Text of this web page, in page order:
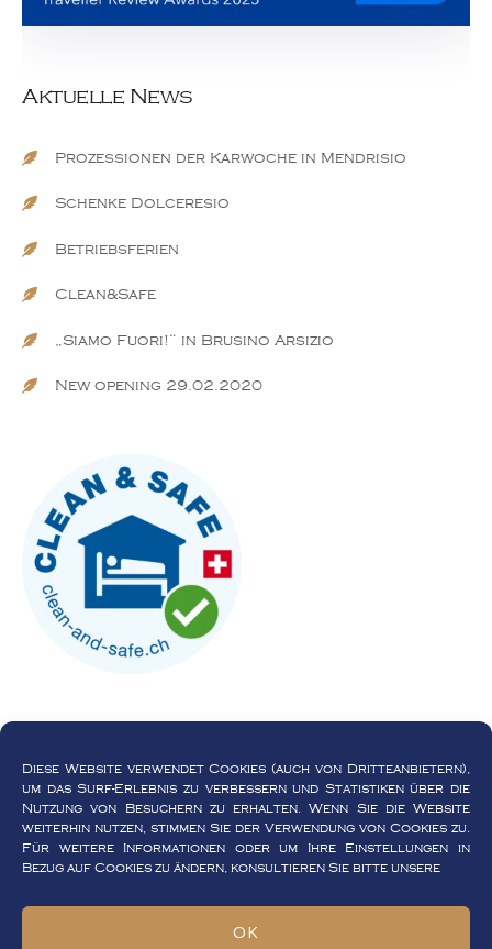
Diese Website verwendet Cookies (auch von Dritteanbietern),
um das Surf-Erlebnis zu verbessern und Statistiken über die
Nutzung von Besuchern zu erhalten. Wenn Sie die Website
weiterhin nutzen, stimmen Sie der Verwendung von Cookies zu.
Für weitere Informationen oder um Ihre Einstellungen in
Bezug auf Cookies zu ändern, konsultieren Sie bitte unsere
OK
Aktuelle News
Prozessionen der Karwoche in Mendrisio
Schenke Dolceresio
Betriebsferien
Clean&Safe
„Siamo Fuori!“ in Brusino Arsizio
New opening 29.02.2020
Allgemeine Bedingungen
Datenschutzerklärung